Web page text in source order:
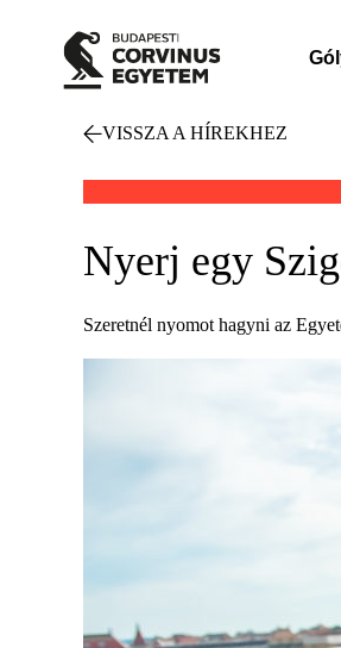
VISSZA A HÍREKHEZ
Nyerj egy
Szeretnél nyomot hagyni az